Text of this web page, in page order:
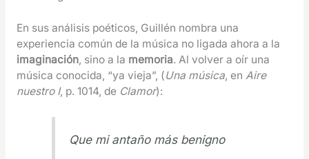
En sus análisis poéticos, Guillén nombra una
experiencia común de la música no ligada ahora a la
imaginación, sino a la memoria. Al volver a oír una
música conocida, “ya vieja”, (Una música, en Aire
nuestro I, p. 1014, de Clamor):
Que mi antaño más benigno